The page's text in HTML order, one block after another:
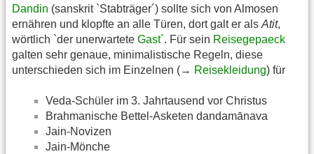
Dandin (sanskrit `Stabträger´) sollte sich von Almosen
ernähren und klopfte an alle Türen, dort galt er als Atit,
wörtlich `der unerwartete Gast´. Für sein Reisegepaeck
galten sehr genaue, minimalistische Regeln, diese
unterschieden sich im Einzelnen (→ Reisekleidung) für
Veda-Schüler im 3. Jahrtausend vor Christus
Brahmanische Bettel-Asketen dandamānava
Jain-Novizen
Jain-Mönche